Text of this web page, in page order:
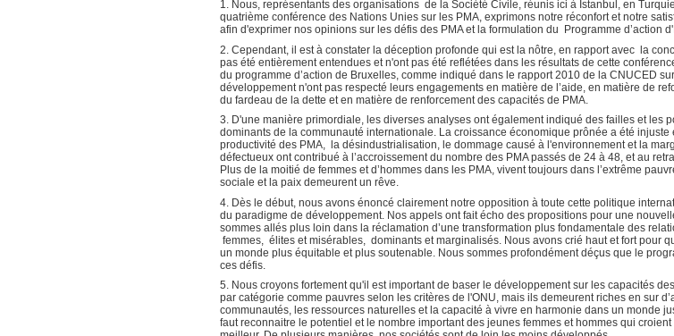
1. Nous, représentants des organisations de la Société Civile, réunis ici à Istanbul, en
quatrième conférence des Nations Unies sur les PMA, exprimons notre réconfort et notre
afin d'exprimer nos opinions sur les défis des PMA et la formulation du Programme d’action
2. Cependant, il est à constater la déception profonde qui est la nôtre, en rapport avec la
pas été entièrement entendues et n'ont pas été reflétées dans les résultats de cette
du programme d’action de Bruxelles, comme indiqué dans le rapport 2010 de la CNUCED
développement n'ont pas respecté leurs engagements en matière de l’aide, en matière de
du fardeau de la dette et en matière de renforcement des capacités de PMA.
3. D'une manière primordiale, les diverses analyses ont également indiqué des failles et les
dominants de la communauté internationale. La croissance économique prônée a été
productivité des PMA, la désindustrialisation, le dommage causé à l'environnement et la
défectueux ont contribué à l’accroissement du nombre des PMA passés de 24 à 48, et au
Plus de la moitié de femmes et d’hommes dans les PMA, vivent toujours dans l’extrême
sociale et la paix demeurent un rêve.
4. Dès le début, nous avons énoncé clairement notre opposition à toute cette politique
du paradigme de développement. Nos appels ont fait écho des propositions pour une
sommes allés plus loin dans la réclamation d’une transformation plus fondamentale des
femmes, élites et misérables, dominants et marginalisés. Nous avons crié haut et fort pour
un monde plus équitable et plus soutenable. Nous sommes profondément déçus que le
ces défis.
5. Nous croyons fortement qu'il est important de baser le développement sur les capacités
par catégorie comme pauvres selon les critères de l'ONU, mais ils demeurent riches en sur
communautés, les ressources naturelles et la capacité à vivre en harmonie dans un monde
faut reconnaitre le potentiel et le nombre important des jeunes femmes et hommes qui